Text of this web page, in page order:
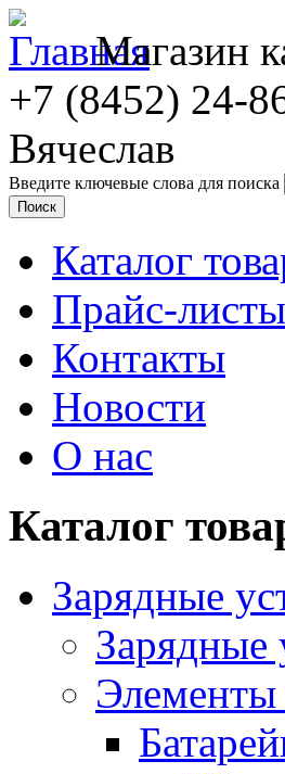
Магазин
+7 (8452) 24-
Вячеслав
Введите ключевые слова для поиска
Каталог
Прайс-листы
Контакты
Новости
О нас
Каталог
Зарядные
Зарядные
Элементы